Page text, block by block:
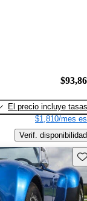
El precio incluye tasas
$1,810/mes
Verif. disponibilidad